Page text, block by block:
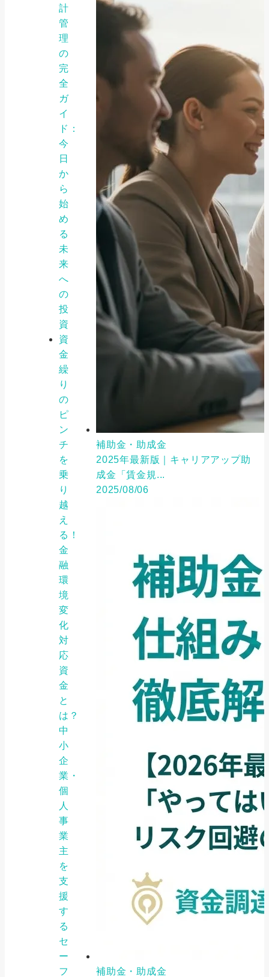
計
管
理
の
完
全
ガ
イ
ド：
今
日
か
ら
始
め
る
未
来
へ
の
投
資
資
金
繰
り
の
ピ
ン
チ
を
乗
り
越
え
る！
金
融
環
境
変
化
対
応
資
金
と
は？
中
小
企
業・
個
人
事
業
主
を
支
援
す
る
セ
ー
フ
補助金・助成金
2025年最新版｜キャリアアップ助
成金「賃金規...
2025/08/06
補助金・助成金